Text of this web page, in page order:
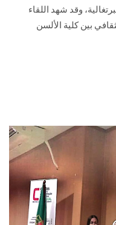
وقد شهد اللقاء
بين كلية الألسن